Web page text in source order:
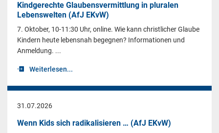
Kindgerechte Glaubensvermittlung in pluralen
Lebenswelten (AfJ EKvW)
7. Oktober, 10-11:30 Uhr, online. Wie kann christlicher Glaube
Kindern heute lebensnah begegnen? Informationen und
Anmeldung. ...
Weiterlesen...
31.07.2026
Wenn Kids sich radikalisieren … (AfJ EKvW)